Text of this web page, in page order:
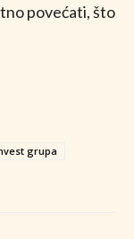
povećati, što
grupa